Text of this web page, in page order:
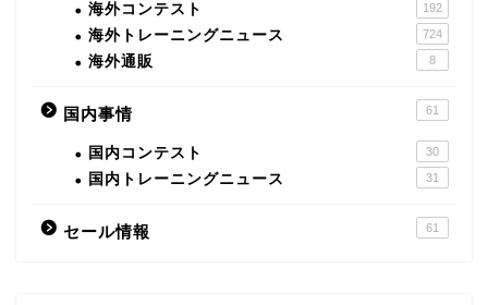
海外コンテスト 192
海外トレーニングニュース 724
海外通販 8
国内事情 61
国内コンテスト 30
国内トレーニングニュース 31
セール情報 61